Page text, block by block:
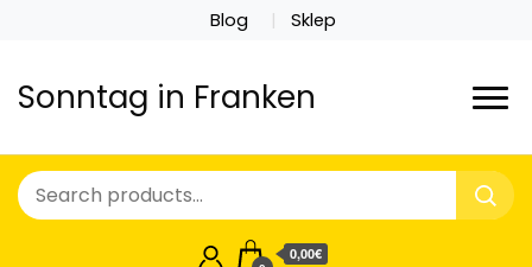
Blog Sklep
Sonntag in Franken
0,00€